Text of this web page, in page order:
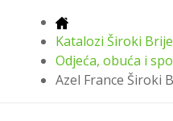
Katalozi Široki
Odjeća, obuća i
Azel France Široki